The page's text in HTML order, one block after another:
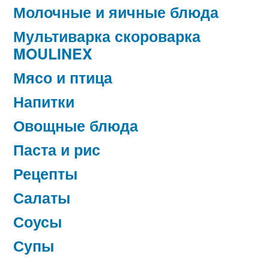
Молочные и яичные блюда
Мультиварка скороварка
MOULINEX
Мясо и птица
Напитки
Овощные блюда
Паста и рис
Рецепты
Салаты
Соусы
Супы